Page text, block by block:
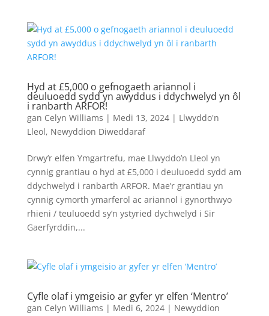
Hyd at £5,000 o gefnogaeth ariannol i
deuluoedd sydd yn awyddus i ddychwelyd yn ôl
i ranbarth ARFOR!
gan Celyn Williams | Medi 13, 2024| Llwyddo'n
Lleol, Newyddion Diweddaraf
Drwy’r elfen Ymgartrefu, mae Llwyddo’n Lleol yn
cynnig grantiau o hyd at £5,000 i deuluoedd sydd am
ddychwelyd i ranbarth ARFOR. Mae’r grantiau yn
cynnig cymorth ymarferol ac ariannol i gynorthwyo
rhieni / teuluoedd sy’n ystyried dychwelyd i Sir
Gaerfyrddin,...
Cyfle olaf i ymgeisio ar gyfer yr elfen ‘Mentro’
gan Celyn Williams | Medi 6, 2024| Newyddion